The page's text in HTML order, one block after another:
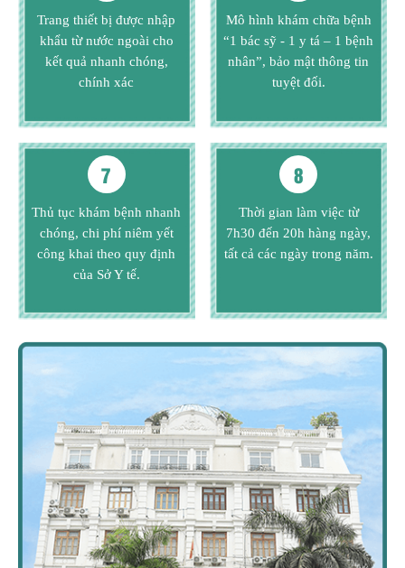
Trang thiết bị được nhập
khẩu từ nước ngoài cho
kết quả nhanh chóng,
chính xác
Mô hình khám chữa bệnh
“1 bác sỹ - 1 y tá – 1 bệnh
nhân”, bảo mật thông tin
tuyệt đối.
7
Thủ tục khám bệnh nhanh
chóng, chi phí niêm yết
công khai theo quy định
của Sở Y tế.
8
Thời gian làm việc từ
7h30 đến 20h hàng ngày,
tất cả các ngày trong năm.